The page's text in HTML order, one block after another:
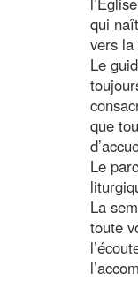
qui
vers
Le
que
Le
La
toute